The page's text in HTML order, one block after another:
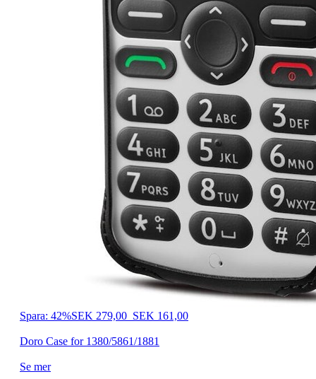
Spara: 42%SEK 279,00 SEK 161,00
Doro Case for 1380/5861/1881
Se mer